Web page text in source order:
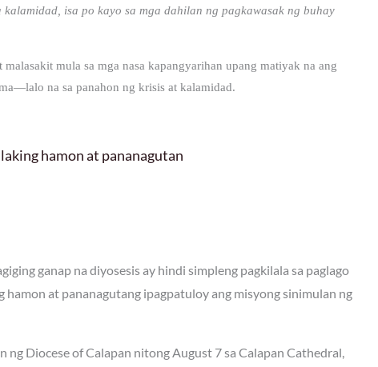
isa po kayo sa mga dahilan ng pagkawasak ng buhay
mula sa mga nasa kapangyarihan upang matiyak na ang
na sa panahon ng krisis at kalamidad.
hamon at pananagutan
ganap na diyosesis ay hindi simpleng pagkilala sa paglago
hamon at pananagutang ipagpatuloy ang misyong sinimulan ng
ng Diocese of Calapan nitong August 7 sa Calapan Cathedral,